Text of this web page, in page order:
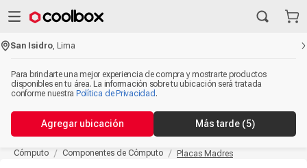
San Isidro ,Lima
Para brindarte una mejor experiencia de compra y mostrarte productos
disponibles en tu área. La información sobre tu ubicación será tratada
conforme nuestra Política de Privacidad .
Agregar ubicación Más tarde (5)
Cómputo Componentes de Cómputo Placas Madres